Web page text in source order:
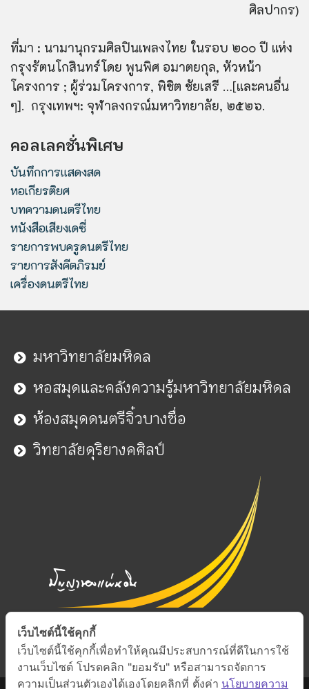
ศิลปากร)
ที่มา : นามานุกรมศิลปินเพลงไทย ในรอบ ๒๐๐ ปี แห่ง
กรุงรัตนโกสินทร์โดย พูนพิศ อมาตยกุล, หัวหน้า
โครงการ ; ผู้ร่วมโครงการ, พิชิต ชัยเสรี …[และคนอื่น
ๆ]. กรุงเทพฯ: จุฬาลงกรณ์มหาวิทยาลัย, ๒๕๒๖.
คอลเลคชั่นพิเศษ
บันทึกการแสดงสด
หอเกียรติยศ
บทความดนตรีไทย
หนังสือเสียงเดซี่
รายการพบครูดนตรีไทย
รายการสังคีตภิรมย์
เครื่องดนตรีไทย
มหาวิทยาลัยมหิดล
หอสมุดและคลังความรู้มหาวิทยาลัยมหิดล
ห้องสมุดดนตรีจิ๋วบางซื่อ
วิทยาลัยดุริยางคศิลป์
เว็บไซต์นี้ใช้คุกกี้
เว็บไซต์นี้ใช้คุกกี้เพื่อทำให้คุณมีประสบการณ์ที่ดีในการใช้
งานเว็บไซต์ โปรดคลิก "ยอมรับ" หรือสามารถจัดการ
ความเป็นส่วนตัวเองได้เองโดยคลิกที่ ตั้งค่า นโยบายความ